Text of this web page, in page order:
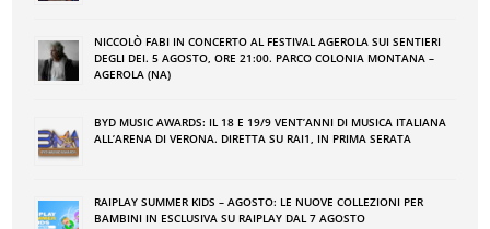
NICCOLÒ FABI IN CONCERTO AL FESTIVAL AGEROLA SUI SENTIERI
DEGLI DEI. 5 AGOSTO, ORE 21:00. PARCO COLONIA MONTANA –
AGEROLA (NA)
BYD MUSIC AWARDS: IL 18 E 19/9 VENT’ANNI DI MUSICA ITALIANA
ALL’ARENA DI VERONA. DIRETTA SU RAI1, IN PRIMA SERATA
RAIPLAY SUMMER KIDS – AGOSTO: LE NUOVE COLLEZIONI PER
BAMBINI IN ESCLUSIVA SU RAIPLAY DAL 7 AGOSTO